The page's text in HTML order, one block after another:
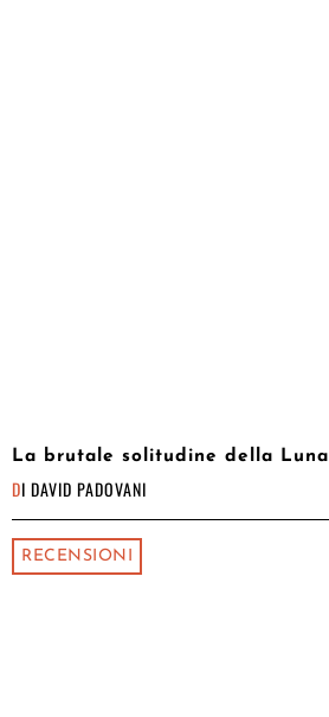
La brutale solitudine della Luna
DI DAVID PADOVANI
RECENSIONI